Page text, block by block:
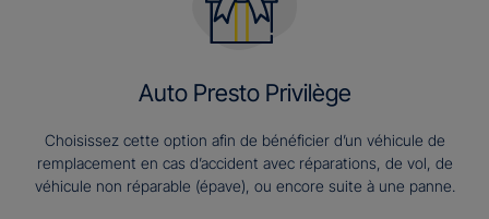
Auto Presto Privilège
Choisissez cette option afin de bénéficier d’un véhicule de
remplacement en cas d’accident avec réparations, de vol, de
véhicule non réparable (épave), ou encore suite à une panne.